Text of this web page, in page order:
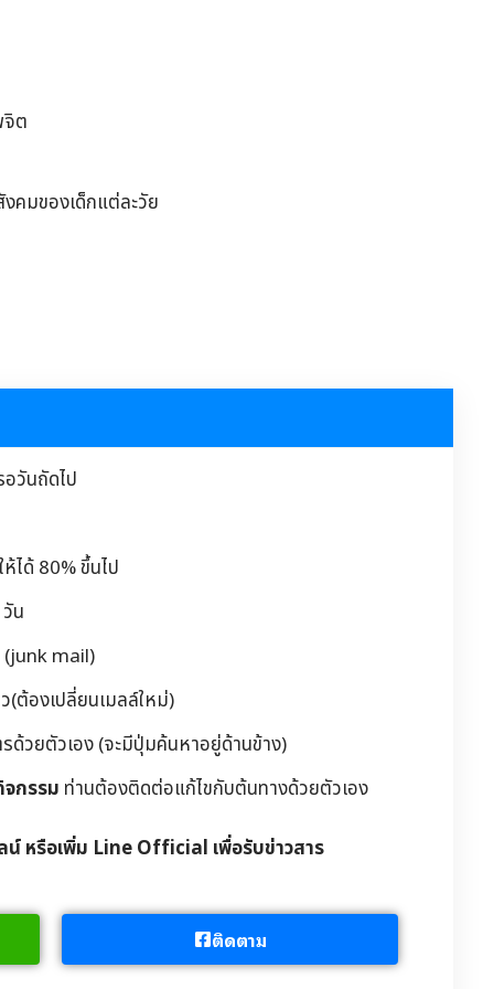
จิต
คมของเด็กแต่ละวัย
วันถัดไป
ได้ 80% ขึ้นไป
น
(junk mail)
(ต้องเปลี่ยนเมลล์ใหม่)
ด้วยตัวเอง (จะมีปุ่มค้นหาอยู่ด้านข้าง)
กรรม ท่านต้องติดต่อแก้ไขกับต้นทางด้วยตัวเอง
น์ หรือเพิ่ม Line Official เพื่อรับข่าวสาร
ติดตาม